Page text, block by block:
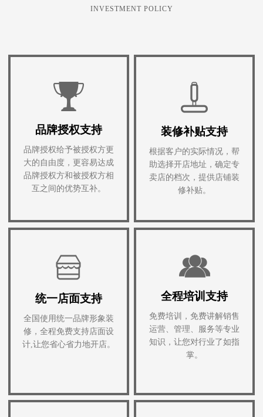
INVESTMENT POLICY
品牌授权支持
品牌授权给予被授权方更
大的自由度，更容易达成
品牌授权方和被授权方相
互之间的优势互补。
装修补贴支持
根据客户的实际情况，帮
助选择开店地址，确定专
卖店的档次，提供店铺装
修补贴。
统一店面支持
全国使用统一品牌形象装
修，全程免费支持店面设
计,让您省心省力地开店。
全程培训支持
免费培训，免费讲解销售
运营、管理、服务等专业
知识，让您对行业了如指
掌。